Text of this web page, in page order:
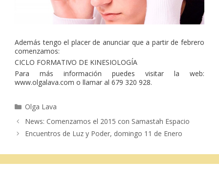
Además tengo el placer de anunciar que a partir de febrero
comenzamos:
CICLO FORMATIVO DE KINESIOLOGÍA
Para más información puedes visitar la web:
www.olgalava.com o llamar al 679 320 928.
Categorías
Olga Lava
News: Comenzamos el 2015 con Samastah Espacio
Encuentros de Luz y Poder, domingo 11 de Enero